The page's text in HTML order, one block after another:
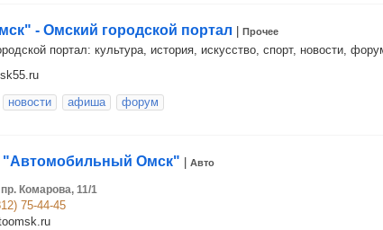
- Омский городской портал Прочее
портал: культура, история, искусство, спорт, новости,
новости афиша форум
"Автомобильный Омск" Авто
Комарова, 11/1
75-44-45